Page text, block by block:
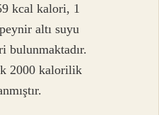
kcal kalori, 1
altı suyu
bulunmaktadır.
2000 kalorilik